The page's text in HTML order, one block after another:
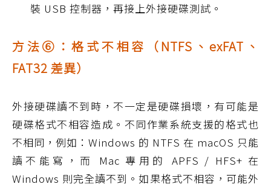
裝 USB 控制器，再接上外接硬碟測試。
方法⑥：格式不相容（NTFS、exFAT、
FAT32 差異）
外接硬碟讀不到時，不一定是硬碟損壞，有可能是
硬碟格式不相容造成。不同作業系統支援的格式也
不相同，例如：Windows 的 NTFS 在 macOS 只能
讀不能寫，而 Mac 專用的 APFS / HFS+ 在
Windows 則完全讀不到。如果格式不相容，可能外